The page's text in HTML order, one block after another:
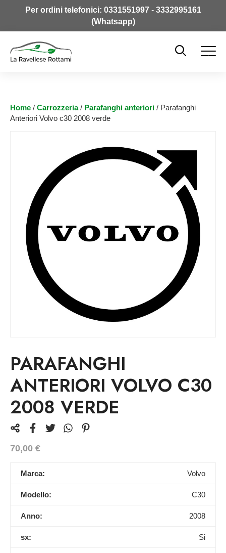
Per ordini telefonici: 0331551997- 3332995161
(Whatsapp)
Home / Carrozzeria/ Parafanghi anteriori / Parafanghi
Anteriori Volvo c30 2008 verde
PARAFANGHI
ANTERIORI VOLVO C30
2008 VERDE
70,00 €
Marca: Volvo
Modello: C30
Anno: 2008
sx: Si